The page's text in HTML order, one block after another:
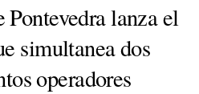
Pontevedra lanza el
simultanea dos
operadores